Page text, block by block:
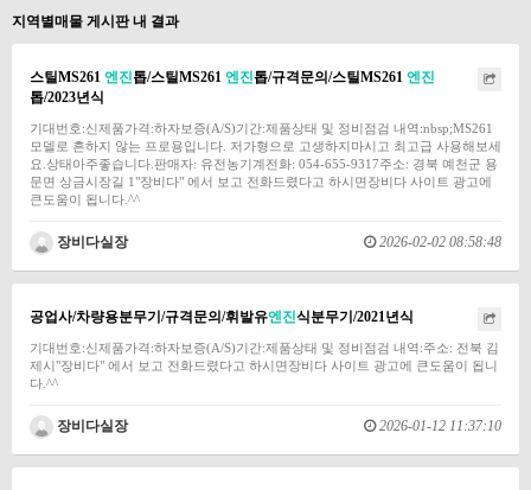
지역별매물 게시판 내 결과
스틸MS261 엔진톱/스틸MS261 엔진톱/규격문의/스틸MS261 엔진
톱/2023년식
기대번호:신제품가격:하자보증(A/S)기간:제품상태 및 정비점검 내역:nbsp;MS261
모델로 흔하지 않는 프로용입니다. 저가형으로 고생하지마시고 최고급 사용해보세
요.상태아주좋습니다.판매자: 유전농기계전화: 054-655-9317주소: 경북 예천군 용
문면 상금시장길 1"장비다" 에서 보고 전화드렸다고 하시면장비다 사이트 광고에
큰도움이 됩니다.^^
장비다실장 2026-02-02 08:58:48
공업사/차량용분무기/규격문의/휘발유엔진식분무기/2021년식
기대번호:신제품가격:하자보증(A/S)기간:제품상태 및 정비점검 내역:주소: 전북 김
제시"장비다" 에서 보고 전화드렸다고 하시면장비다 사이트 광고에 큰도움이 됩니
다.^^
장비다실장 2026-01-12 11:37:10